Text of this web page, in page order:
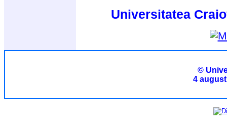
Universitatea
©
4